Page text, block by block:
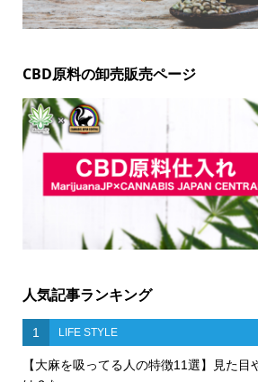
CBD原料の卸売販売ページ
人気記事ランキング
1 LIFE STYLE
【大麻を吸ってる人の特徴11選】見た目